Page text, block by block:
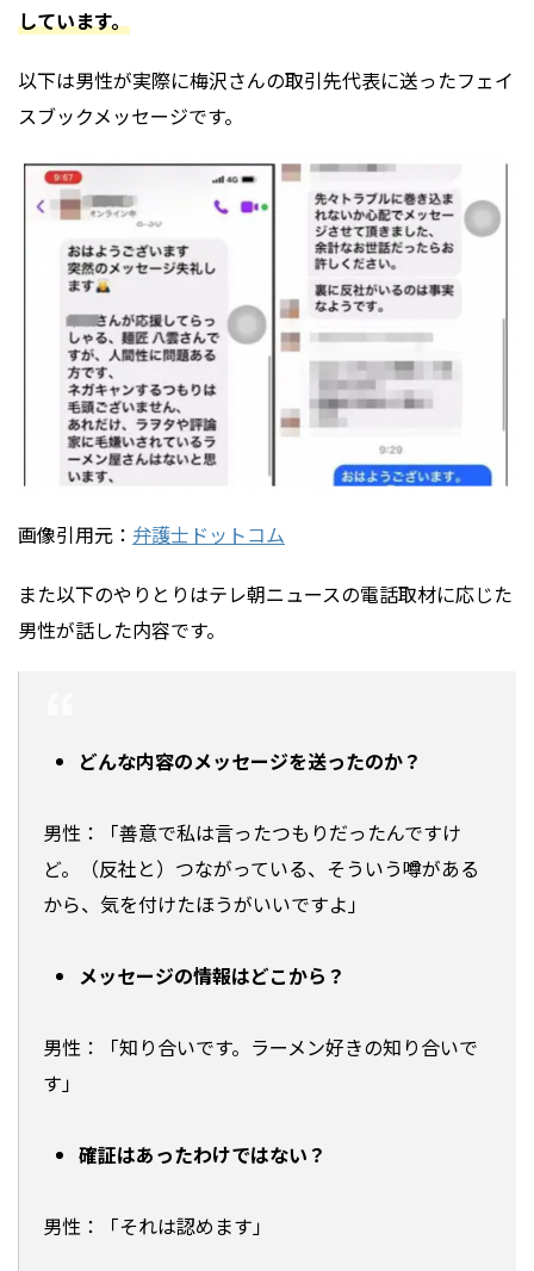
しています。
以下は男性が実際に梅沢さんの取引先代表に送ったフェイ
スブックメッセージです。
画像引用元： 弁護士ドットコム
また以下のやりとりはテレ朝ニュースの電話取材に応じた
男性が話した内容です。
どんな内容のメッセージを送ったのか？
男性：「善意で私は言ったつもりだったんですけ
ど。（反社と）つながっている、そういう噂がある
から、気を付けたほうがいいですよ」
メッセージの情報はどこから？
男性：「知り合いです。ラーメン好きの知り合いで
す」
確証はあったわけではない？
男性：「それは認めます」